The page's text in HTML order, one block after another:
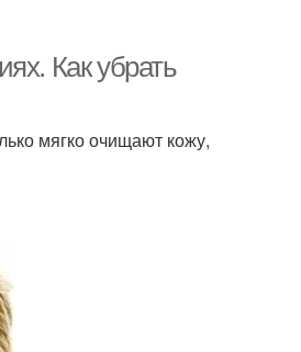
Как убрать
мягко очищают кожу,